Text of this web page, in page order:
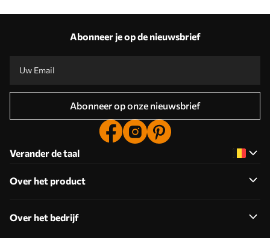
Abonneer je op de nieuwsbrief
Abonneer op onze nieuwsbrief
Verander de taal
Over het product
Over het bedrijf